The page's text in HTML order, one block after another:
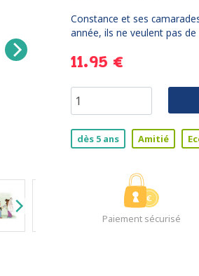
Constance et ses
année, ils ne veulent pas de
11.95 €
dès 5 ans Amitié
Paiement sécurisé